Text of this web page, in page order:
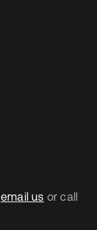
email us or call